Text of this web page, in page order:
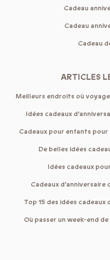
Cadeau
Cadeau
Cadeau
ARTICLES
Meilleurs endroits où
Idées cadeaux
Cadeaux pour enfants
De belles idées
Idées cadeaux
Cadeaux d'anniversaire
Top 15 des idées cadeaux
Où passer un week-end